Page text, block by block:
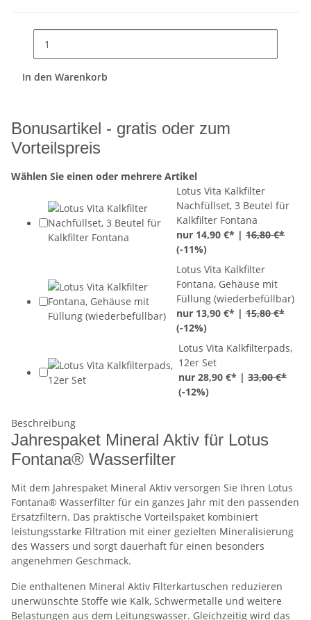
In den Warenkorb
Bonusartikel - gratis oder zum
Vorteilspreis
Wählen Sie einen oder mehrere Artikel
Lotus Vita Kalkfilter
Nachfüllset, 3 Beutel für
Kalkfilter Fontana
nur 14,90 €* | 16,80 €*
(-11%)
Lotus Vita Kalkfilter
Fontana, Gehäuse mit
Füllung (wiederbefüllbar)
nur 13,90 €* |15,80 €*
(-12%)
Lotus Vita Kalkfilterpads,
12er Set
nur 28,90 €* |33,00 €*
(-12%)
Beschreibung
Jahrespaket Mineral Aktiv für Lotus
Fontana® Wasserfilter
Mit dem Jahrespaket Mineral Aktiv versorgen Sie Ihren Lotus
Fontana® Wasserfilter für ein ganzes Jahr mit den passenden
Ersatzfiltern. Das praktische Vorteilspaket kombiniert
leistungsstarke Filtration mit einer gezielten Mineralisierung
des Wassers und sorgt dauerhaft für einen besonders
angenehmen Geschmack.
Die enthaltenen Mineral Aktiv Filterkartuschen reduzieren
unerwünschte Stoffe wie Kalk, Schwermetalle und weitere
Belastungen aus dem Leitungswasser. Gleichzeitig wird das